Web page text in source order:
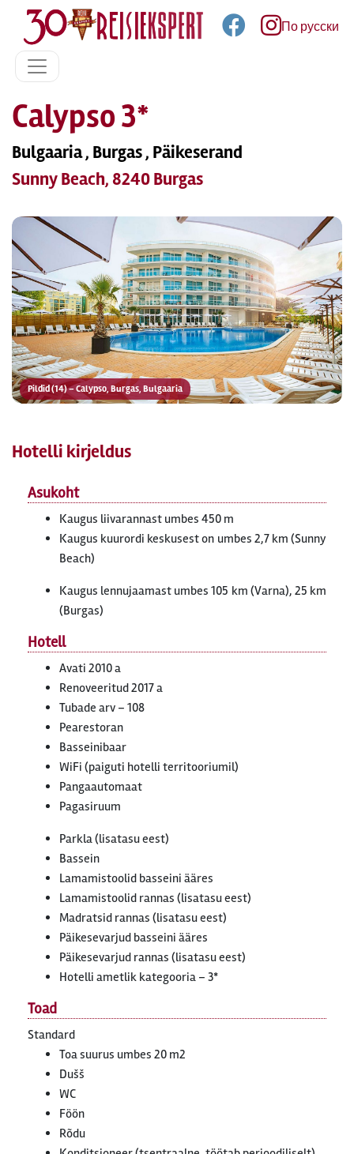
По русски
Calypso 3*
Bulgaaria , Burgas , Päikeserand
Sunny Beach, 8240 Burgas
Pildid (14) – Calypso, Burgas, Bulgaaria
Hotelli kirjeldus
Asukoht
Kaugus liivarannast umbes 450 m
Kaugus kuurordi keskusest on umbes 2,7 km (Sunny
Beach)
Kaugus lennujaamast umbes 105 km (Varna), 25 km
(Burgas)
Hotell
Avati 2010 a
Renoveeritud 2017 a
Tubade arv – 108
Pearestoran
Basseinibaar
WiFi (paiguti hotelli territooriumil)
Pangaautomaat
Pagasiruum
Parkla (lisatasu eest)
Bassein
Lamamistoolid basseini ääres
Lamamistoolid rannas (lisatasu eest)
Madratsid rannas (lisatasu eest)
Päikesevarjud basseini ääres
Päikesevarjud rannas (lisatasu eest)
Hotelli ametlik kategooria – 3*
Toad
Standard
Toa suurus umbes 20 m2
Dušš
WC
Föön
Rõdu